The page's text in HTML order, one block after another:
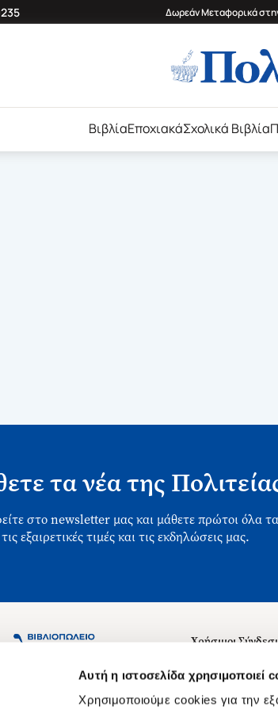
Αυτή η ιστοσελίδα χρησιμοποιεί
Χρησιμοποιούμε cookies για την
Δωρεάν Μεταφορικά
ΒιβλίαΕποχιακάΣχολικά Βιβλία
τα νέα της
στο newsletter μας και μάθετε πρώτοι όλα
εξαιρετικές τιμές και τις εκδηλώσεις μας.
1-3, Αθήνα 106 79
Χρήσιμοι
Σχετικά με εμάς
Θέσεις Εργασίας